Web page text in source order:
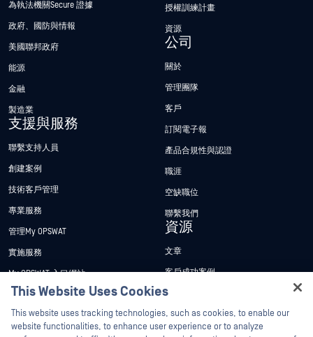
為執法機關Secure 證據
政府、國防與情報
美國聯邦政府
能源
金融
製造業
支援與服務
聯繫支持人員
創建案例
技術客戶管理
專業服務
管理My OPSWAT
實施服務
My OPSWAT 入口網站
技術檔案
訓練
授權訓練計畫
資源
公司
關於
管理團隊
客戶
訂閱電子報
產品合規性與認證
職涯
空缺職位
聯繫我們
資源
文章
客戶成功案例
新聞稿
新聞報導
This Website Uses Cookies
This website uses tracking technologies, such as cookies, to enable our
website functionalities, to enhance user experience or to analyze
Hey there!
I'm Ozzy, your OPSWAT virtual assistant.